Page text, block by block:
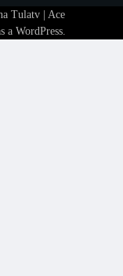
Tulatv| Ace
a WordPress.